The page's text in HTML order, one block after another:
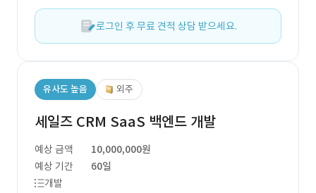
로그인 후 무료 견적 상담 받으세요.
유사도 높음 외주
세일즈 CRM SaaS 백엔드 개발
예상 금액
10,000,000원
예상 기간
60일
개발